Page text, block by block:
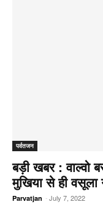
पर्वतजन
बड़ी खबर : वाल्वो
मुखिया से ही वसूला
Parvatjan -July 7, 2022